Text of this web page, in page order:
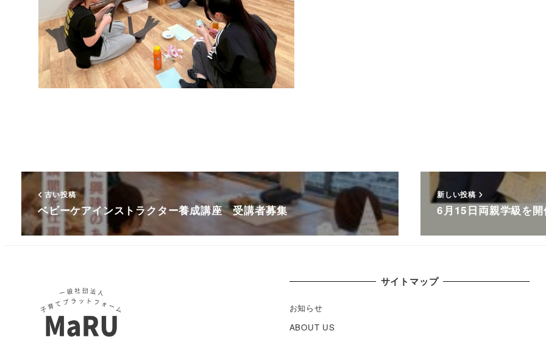
古い投稿
ベビーケアインストラクター養成講座 受講者募集
新しい投稿
6月15日両親学級を
サイトマップ
お知らせ
ABOUT US